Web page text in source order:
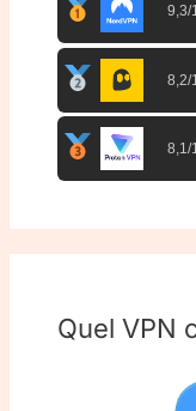
9,3/
8,2/
8,1/
Quel VPN